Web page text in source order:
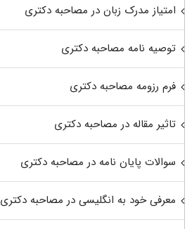
امتیاز مدرک زبان در مصاحبه دکتری
توصیه نامه مصاحبه دکتری
فرم رزومه مصاحبه دکتری
تاثیر مقاله در مصاحبه دکتری
سوالات پایان نامه در مصاحبه دکتری
معرفی خود به انگلیسی در مصاحبه دکتری